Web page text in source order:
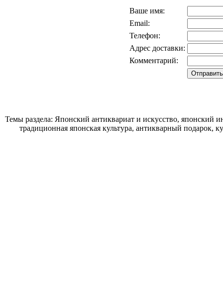
Ваше имя:
Email:
Телефон:
Адрес доставки:
Комментарий:
Темы раздела: Японский антиквариат и искусство, японский
традиционная японская культура, антикварный подарок,